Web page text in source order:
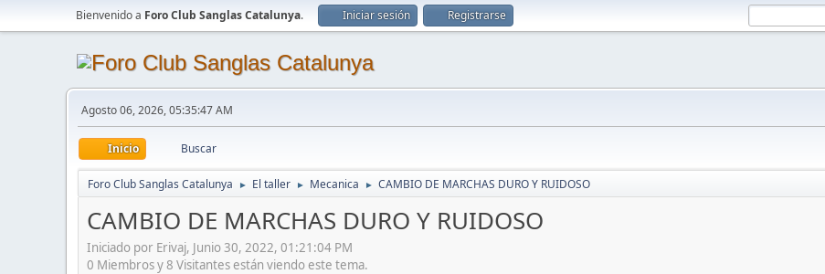
Bienvenido a Foro Club Sanglas Catalunya. Iniciar sesión Registrarse
Agosto 06, 2026, 05:35:47 AM
Inicio Buscar
Foro Club Sanglas Catalunya ► El taller ► Mecanica ► CAMBIO DE MARCHAS DURO Y RUIDOSO
CAMBIO DE MARCHAS DURO Y RUIDOSO
Iniciado por Erivaj, Junio 30, 2022, 01:21:04 PM
0 Miembros y 8 Visitantes están viendo este tema.